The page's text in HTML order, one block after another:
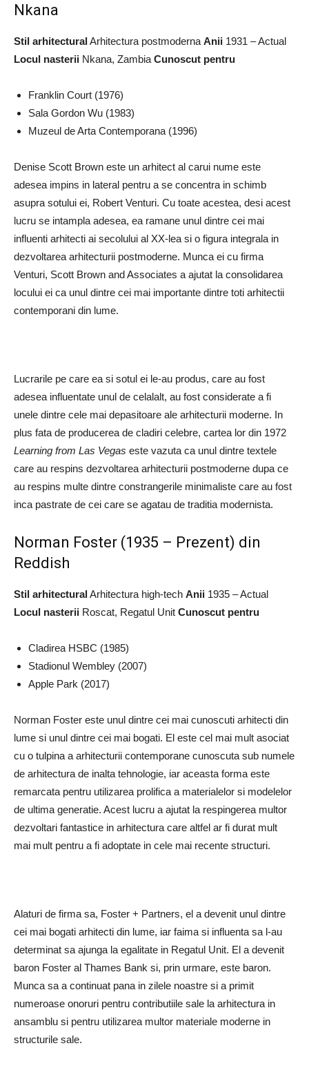
Nkana
Stil arhitecturalArhitectura postmoderna Anii 1931 – Actual
Locul nasterii Nkana, Zambia Cunoscut pentru
Franklin Court (1976)
Sala Gordon Wu (1983)
Muzeul de Arta Contemporana (1996)
Denise Scott Brown este un arhitect al carui nume este
adesea impins in lateral pentru a se concentra in schimb
asupra sotului ei, Robert Venturi. Cu toate acestea, desi acest
lucru se intampla adesea, ea ramane unul dintre cei mai
influenti arhitecti ai secolului al XX-lea si o figura integrala in
dezvoltarea arhitecturii postmoderne. Munca ei cu firma
Venturi, Scott Brown and Associates a ajutat la consolidarea
locului ei ca unul dintre cei mai importante dintre toti arhitectii
contemporani din lume.
Lucrarile pe care ea si sotul ei le-au produs, care au fost
adesea influentate unul de celalalt, au fost considerate a fi
unele dintre cele mai depasitoare ale arhitecturii moderne. In
plus fata de producerea de cladiri celebre, cartea lor din 1972
Learning from Las Vegas este vazuta ca unul dintre textele
care au respins dezvoltarea arhitecturii postmoderne dupa ce
au respins multe dintre constrangerile minimaliste care au fost
inca pastrate de cei care se agatau de traditia modernista.
Norman Foster (1935 – Prezent) din
Reddish
Stil arhitecturalArhitectura high-tech Anii 1935 – Actual
Locul nasterii Roscat, Regatul Unit Cunoscut pentru
Cladirea HSBC (1985)
Stadionul Wembley (2007)
Apple Park (2017)
Norman Foster este unul dintre cei mai cunoscuti arhitecti din
lume si unul dintre cei mai bogati. El este cel mai mult asociat
cu o tulpina a arhitecturii contemporane cunoscuta sub numele
de arhitectura de inalta tehnologie, iar aceasta forma este
remarcata pentru utilizarea prolifica a materialelor si modelelor
de ultima generatie. Acest lucru a ajutat la respingerea multor
dezvoltari fantastice in arhitectura care altfel ar fi durat mult
mai mult pentru a fi adoptate in cele mai recente structuri.
Alaturi de firma sa, Foster + Partners, el a devenit unul dintre
cei mai bogati arhitecti din lume, iar faima si influenta sa l-au
determinat sa ajunga la egalitate in Regatul Unit. El a devenit
baron Foster al Thames Bank si, prin urmare, este baron.
Munca sa a continuat pana in zilele noastre si a primit
numeroase onoruri pentru contributiile sale la arhitectura in
ansamblu si pentru utilizarea multor materiale moderne in
structurile sale.